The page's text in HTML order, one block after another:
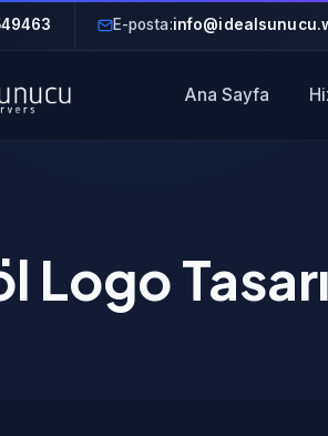
E-posta:
Ana Sayfa
Logo